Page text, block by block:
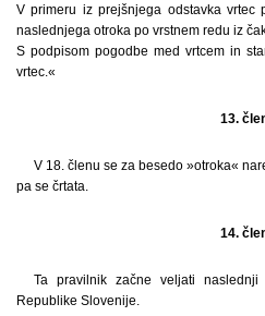
V primeru iz prejšnjega odstavka vrtec
naslednjega otroka po vrstnem redu iz
S podpisom pogodbe med vrtcem in
vrtec.«
13.
V 18. členu se za besedo »otroka«
pa se črtata.
14.
Ta pravilnik začne veljati
Republike Slovenije.